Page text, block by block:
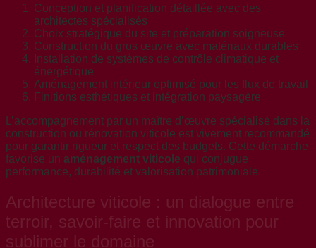
Conception et planification détaillée avec des
architectes spécialisés
Choix stratégique du site et préparation soigneuse
Construction du gros œuvre avec matériaux durables
Installation de systèmes de contrôle climatique et
énergétique
Aménagement intérieur optimisé pour les flux de travail
Finitions esthétiques et intégration paysagère
L’accompagnement par un maître d’œuvre spécialisé dans la
construction ou rénovation viticole est vivement recommandé
pour garantir rigueur et respect des budgets. Cette démarche
favorise un aménagement viticole qui conjugue
performance, durabilité et valorisation patrimoniale.
Architecture viticole : un dialogue entre
terroir, savoir-faire et innovation pour
sublimer le domaine